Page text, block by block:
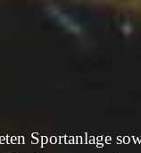
Sportanlage